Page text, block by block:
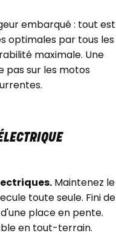
embarqué : tout est
optimales par tous les
maximale. Une
pas sur les motos
Maintenez le
toute seule. Fini de
place en pente.
en tout-terrain.